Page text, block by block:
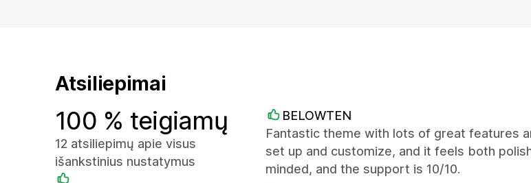
Atsiliepimai
100 % teigiamų
12 atsiliepimų apie visus
išankstinius nustatymus
BELOWTEN
Fantastic theme with lots of great features
set up and customize, and it feels both
minded, and the support is 10/10.